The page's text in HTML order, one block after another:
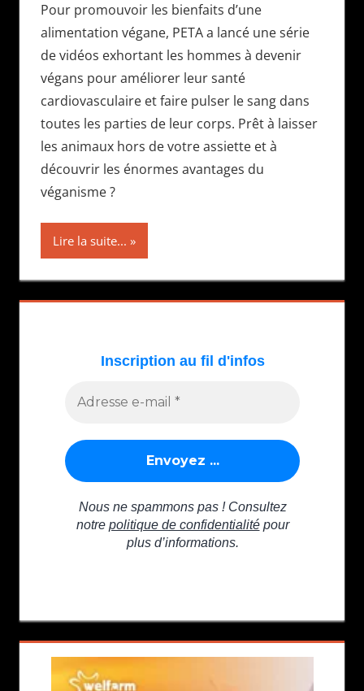
Pour promouvoir les bienfaits d’une
alimentation végane, PETA a lancé une série
de vidéos exhortant les hommes à devenir
végans pour améliorer leur santé
cardiovasculaire et faire pulser le sang dans
toutes les parties de leur corps. Prêt à laisser
les animaux hors de votre assiette et à
découvrir les énormes avantages du
véganisme ?
Lire la suite...